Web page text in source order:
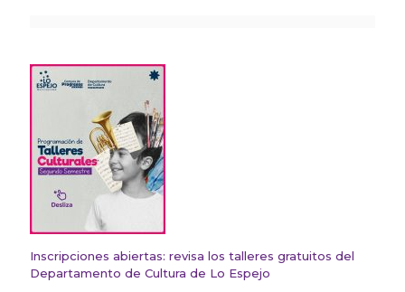
Inscripciones abiertas: revisa los talleres gratuitos del
Departamento de Cultura de Lo Espejo